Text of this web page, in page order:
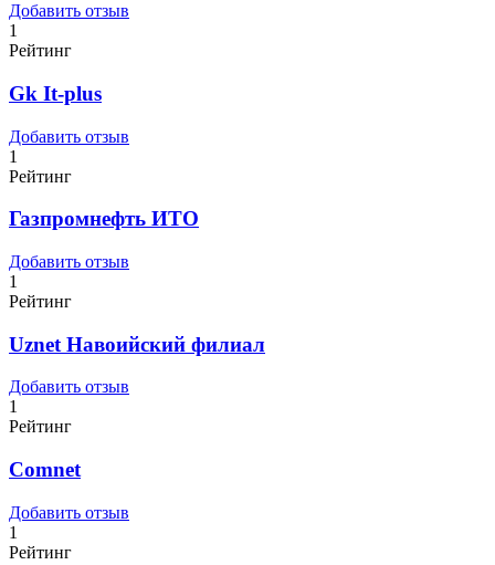
Добавить отзыв
1
Рейтинг
Gk It-plus
Добавить отзыв
1
Рейтинг
Газпромнефть ИТО
Добавить отзыв
1
Рейтинг
Uznet Навоийский филиал
Добавить отзыв
1
Рейтинг
Comnet
Добавить отзыв
1
Рейтинг